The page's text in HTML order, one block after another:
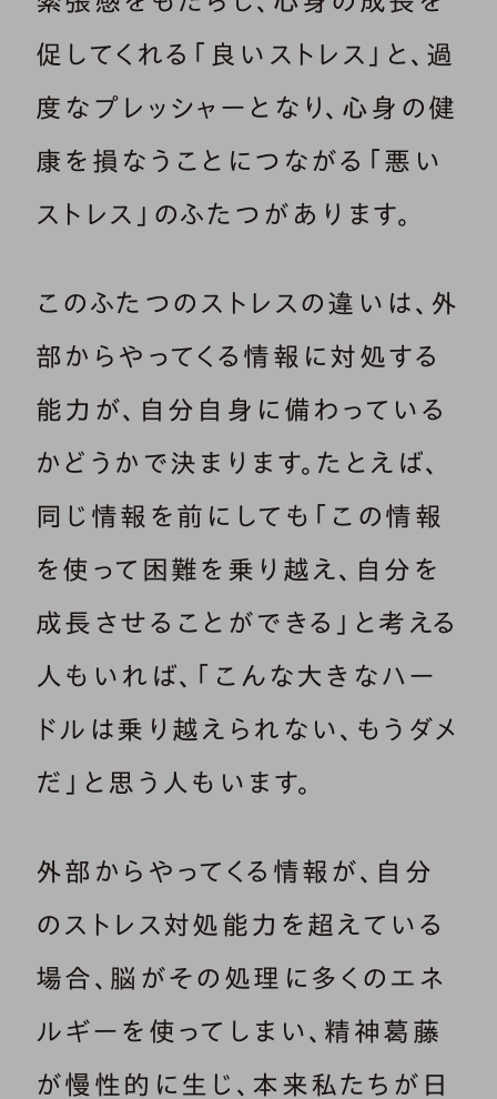
促してくれる「良いストレス」と、過
度なプレッシャーとなり、心身の健
康を損なうことにつながる「悪い
ストレス」のふたつがあります。
このふたつのストレスの違いは、外
部からやってくる情報に対処する
能力が、自分自身に備わっている
かどうかで決まります。たとえば、
同じ情報を前にしても「この情報
を使って困難を乗り越え、自分を
成長させることができる」と考える
人もいれば、「こんな大きなハー
ドルは乗り越えられない、もうダメ
だ」と思う人もいます。
外部からやってくる情報が、自分
のストレス対処能力を超えている
場合、脳がその処理に多くのエネ
ルギーを使ってしまい、精神葛藤
が慢性的に生じ、本来私たちが日